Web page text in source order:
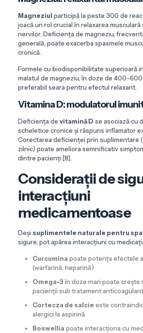
Magneziul participă la peste 300 de
joacă un rol crucial în relaxarea musculară
nervilor. Deficiența de magneziu,
generală, poate exacerba spasmele
cronică.
Formele cu biodisponibilitate superioară
malatul de magneziu, în doze de 400-600
preferabil seara pentru efectul relaxant.
Vitamina D: modulatorul
Deficiența de vitamină D se asociază cu
scheletice cronice și răspuns inflamator
Corectarea deficienței prin suplimentare
zilnic) poate ameliora semnificativ
dintre pacienți [8].
Considerații de
interacțiuni
medicamentoase
Deși suplimentele naturale pentru
sigure, pot apărea interacțiuni cu
Curcumina poate potența efectele
(warfarină, heparină)
Omega-3în doze mari poate crește
pacienții sub tratament anticoagulant
Cortecza de salcie este
alergici la aspirină
Boswellia poate interacționa cu